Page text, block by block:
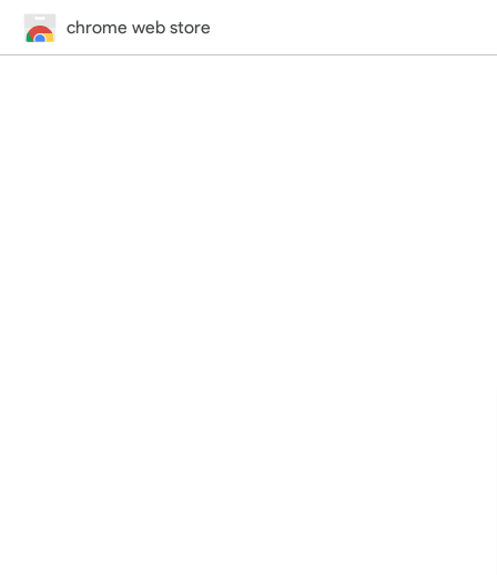
chrome web store